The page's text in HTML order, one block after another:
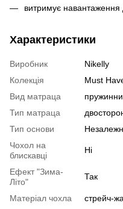
витримує навантаження
Характеристики
Виробник
Nikelly
Колекція
Must
Вид матраца
Тип матраца
Тип основи
Чохол на
блискавці
Ні
Ефект "Зима-
Літо"
Так
Матеріал чохла
стрейч-